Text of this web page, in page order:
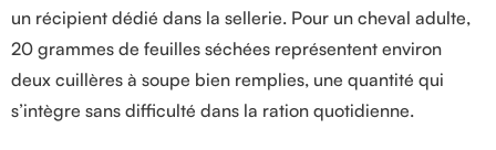
un récipient dédié dans la sellerie. Pour un cheval adulte,
20 grammes de feuilles séchées représentent environ
deux cuillères à soupe bien remplies, une quantité qui
s’intègre sans difficulté dans la ration quotidienne.